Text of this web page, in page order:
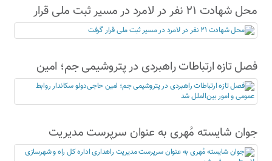
محل شهادت ۲۱ نفر در لامرد در مسیر ثبت ملی قرار
گرفت
فصل تازه ارتباطات راهبردی در پتروشیمی جم؛ امین
حاجی‌دولو سکاندار روابط عمومی و امور بین‌الملل شد
جوان شایسته مُهری به عنوان سرپرست مدیریت
راهداری اداره کل راه و شهرسازی لارستان معرفی شد